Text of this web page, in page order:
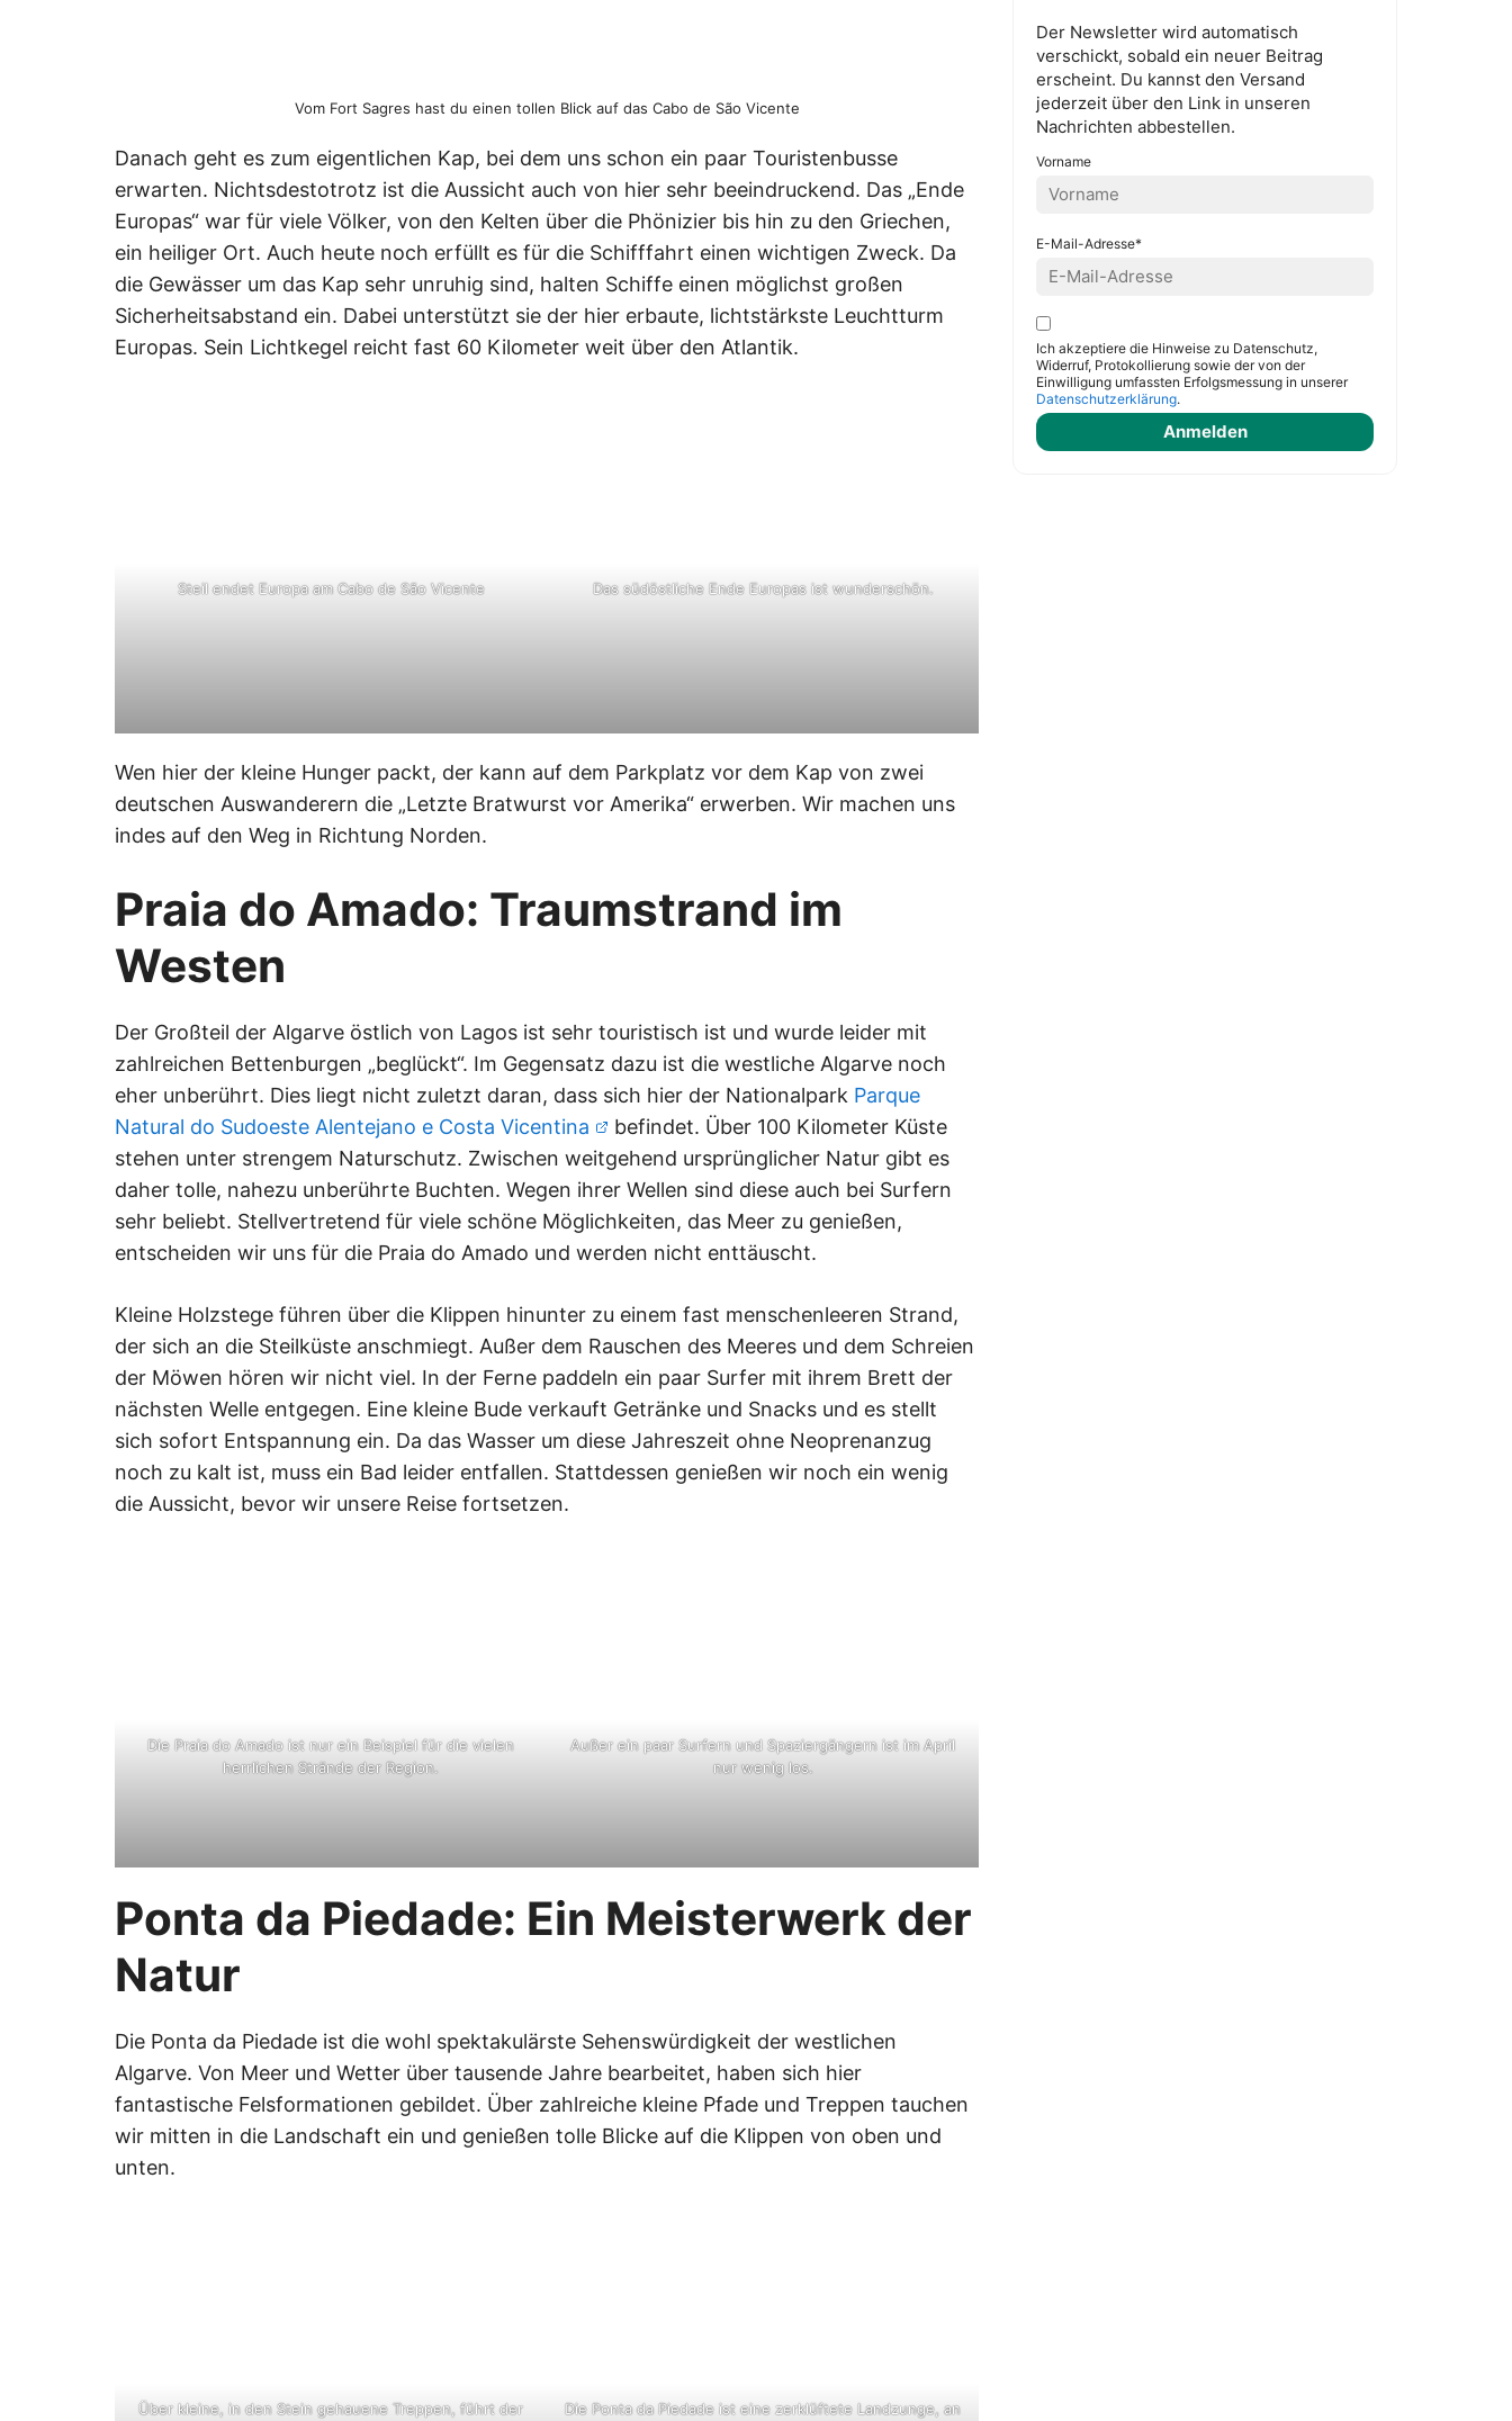
Vom Fort Sagres hast du einen tollen Blick auf das Cabo de São Vicente
Danach geht es zum eigentlichen Kap, bei dem uns schon ein paar Touristenbusse
erwarten. Nichtsdestotrotz ist die Aussicht auch von hier sehr beeindruckend. Das „Ende
Europas“ war für viele Völker, von den Kelten über die Phönizier bis hin zu den Griechen,
ein heiliger Ort. Auch heute noch erfüllt es für die Schifffahrt einen wichtigen Zweck. Da
die Gewässer um das Kap sehr unruhig sind, halten Schiffe einen möglichst großen
Sicherheitsabstand ein. Dabei unterstützt sie der hier erbaute, lichtstärkste Leuchtturm
Europas. Sein Lichtkegel reicht fast 60 Kilometer weit über den Atlantik.
Steil endet Europa am Cabo de São Vicente Das südöstliche Ende Europas ist wunderschön.
Wen hier der kleine Hunger packt, der kann auf dem Parkplatz vor dem Kap von zwei
deutschen Auswanderern die „Letzte Bratwurst vor Amerika“ erwerben. Wir machen uns
indes auf den Weg in Richtung Norden.
Praia do Amado: Traumstrand im
Westen
Der Großteil der Algarve östlich von Lagos ist sehr touristisch ist und wurde leider mit
zahlreichen Bettenburgen „beglückt“. Im Gegensatz dazu ist die westliche Algarve noch
eher unberührt. Dies liegt nicht zuletzt daran, dass sich hier der Nationalpark Parque
Natural do Sudoeste Alentejano e Costa Vicentina
befindet. Über 100 Kilometer Küste
stehen unter strengem Naturschutz. Zwischen weitgehend ursprünglicher Natur gibt es
daher tolle, nahezu unberührte Buchten. Wegen ihrer Wellen sind diese auch bei Surfern
sehr beliebt. Stellvertretend für viele schöne Möglichkeiten, das Meer zu genießen,
entscheiden wir uns für die Praia do Amado und werden nicht enttäuscht.
Kleine Holzstege führen über die Klippen hinunter zu einem fast menschenleeren Strand,
der sich an die Steilküste anschmiegt. Außer dem Rauschen des Meeres und dem Schreien
der Möwen hören wir nicht viel. In der Ferne paddeln ein paar Surfer mit ihrem Brett der
nächsten Welle entgegen. Eine kleine Bude verkauft Getränke und Snacks und es stellt
sich sofort Entspannung ein. Da das Wasser um diese Jahreszeit ohne Neoprenanzug
noch zu kalt ist, muss ein Bad leider entfallen. Stattdessen genießen wir noch ein wenig
die Aussicht, bevor wir unsere Reise fortsetzen.
Die Praia do Amado ist nur ein Beispiel für die vielen
herrlichen Strände der Region.
Außer ein paar Surfern und Spaziergängern ist im April
nur wenig los.
Ponta da Piedade: Ein Meisterwerk der
Natur
Die Ponta da Piedade ist die wohl spektakulärste Sehenswürdigkeit der westlichen
Algarve. Von Meer und Wetter über tausende Jahre bearbeitet, haben sich hier
fantastische Felsformationen gebildet. Über zahlreiche kleine Pfade und Treppen tauchen
wir mitten in die Landschaft ein und genießen tolle Blicke auf die Klippen von oben und
unten.
Über kleine, in den Stein gehauene Treppen, führt der Die Ponta da Piedade ist eine zerklüftete Landzunge, an
Der Newsletter wird automatisch
verschickt, sobald ein neuer Beitrag
erscheint. Du kannst den Versand
jederzeit über den Link in unseren
Nachrichten abbestellen.
Vorname
E-Mail-Adresse*
Ich akzeptiere die Hinweise zu Datenschutz,
Widerruf, Protokollierung sowie der von der
Einwilligung umfassten Erfolgsmessung in unserer
Datenschutzerklärung.